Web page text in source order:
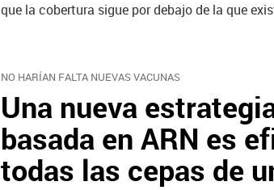
que la cobertura sigue por debajo de la que
NO HARÍAN FALTA NUEVAS VACUNAS
Una nueva
basada en ARN es
todas las cepas de